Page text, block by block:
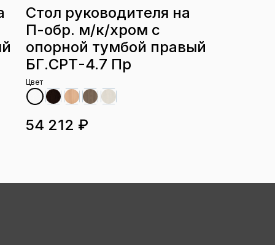
Стол руководителя на
П-обр. м/к/хром с
опорной тумбой правый
БГ.СРТ-4.7 Пр
Цвет
54 212 ₽